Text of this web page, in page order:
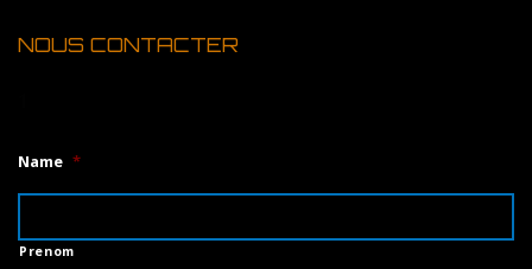
NOUS CONTACTER
Name *
Prenom